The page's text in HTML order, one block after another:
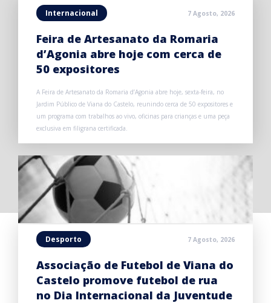
Internacional 7 Agosto, 2026
Feira de Artesanato da Romaria
d’Agonia abre hoje com cerca de
50 expositores
A Feira de Artesanato da Romaria d’Agonia abre hoje, sexta-feira, no
Jardim Público de Viana do Castelo, reunindo cerca de 50 expositores e
um programa com trabalhos ao vivo, oficinas para crianças e uma peça
exclusiva em filigrana certificada.
Desporto 7 Agosto, 2026
Associação de Futebol de Viana do
Castelo promove futebol de rua
no Dia Internacional da Juventude